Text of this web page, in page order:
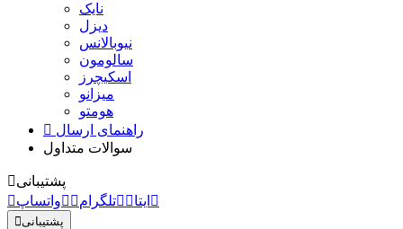
نایک
دیزل
نیوبالانس
سالومون
اسکیچرز
میزانو
هومتو
راهنمای ارسال
سوالات متداول
پشتیبانی
واتساپ
تلگرام ایتا
پشتیبانی